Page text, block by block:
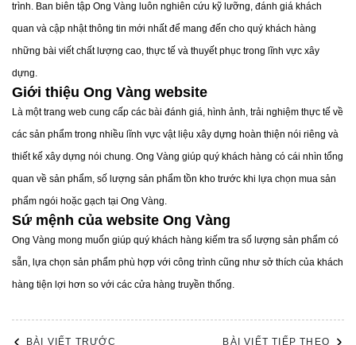
hiệu sản xuất gạchh Cotto trong đó tiêu biểu có thể kể
đến như Prime.
trình. Ban biên tập Ong Vàng luôn nghiên cứu kỹ lưỡng, đánh giá khách
quan và cập nhật thông tin mới nhất để mang đến cho quý khách hàng
những bài viết chất lượng cao, thực tế và thuyết phục trong lĩnh vực xây
dựng.
Giới thiệu Ong Vàng website
Là một trang web cung cấp các bài đánh giá, hình ảnh, trải nghiệm thực tế về
các sản phẩm trong nhiều lĩnh vực vật liệu xây dựng hoàn thiện nói riêng và
thiết kế xây dựng nói chung. Ong Vàng giúp quý khách hàng có cái nhìn tổng
quan về sản phẩm, số lượng sản phẩm tồn kho trước khi lựa chọn mua sản
phẩm ngói hoặc gạch tại Ong Vàng.
Sứ mệnh của website Ong Vàng
Ong Vàng mong muốn giúp quý khách hàng kiếm tra số lượng sản phẩm có
sẵn, lựa chọn sản phẩm phù hợp với công trình cũng như sở thích của khách
hàng tiện lợi hơn so với các cửa hàng truyền thống.
BÀI VIẾT TRƯỚC BÀI VIẾT TIẾP THEO